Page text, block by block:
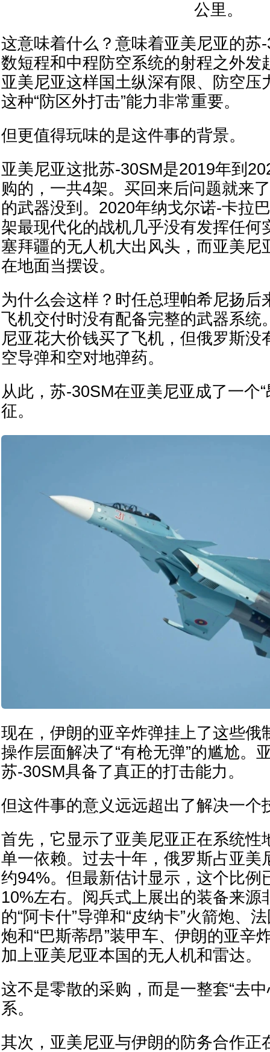
公里。
这意味着什么？意味着亚美尼亚的苏
数短程和中程防空系统的射程之外发
亚美尼亚这样国土纵深有限、防空压
这种“防区外打击”能力非常重要。
但更值得玩味的是这件事的背景。
亚美尼亚这批苏-30SM是2019年到
购的，一共4架。买回来后问题就来
的武器没到。2020年纳戈尔诺-卡拉
架最现代化的战机几乎没有发挥任何
塞拜疆的无人机大出风头，而亚美尼
在地面当摆设。
为什么会这样？时任总理帕希尼扬后
飞机交付时没有配备完整的武器系统
尼亚花大价钱买了飞机，但俄罗斯没
空导弹和空对地弹药。
从此，苏-30SM在亚美尼亚成了一个
征。
现在，伊朗的亚辛炸弹挂上了这些俄
操作层面解决了“有枪无弹”的尴尬。
苏-30SM具备了真正的打击能力。
但这件事的意义远远超出了解决一个
首先，它显示了亚美尼亚正在系统性
单一依赖。过去十年，俄罗斯占亚美
约94%。但最新估计显示，这个比例
10%左右。阅兵式上展出的装备来源
的“阿卡什”导弹和“皮纳卡”火箭炮、
炮和“巴斯蒂昂”装甲车、伊朗的亚辛
加上亚美尼亚本国的无人机和雷达。
这不是零散的采购，而是一整套“去
系。
其次，亚美尼亚与伊朗的防务合作正